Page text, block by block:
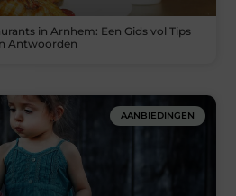
in Arnhem: Een Gids vol Tips
Antwoorden
AANBIEDINGEN